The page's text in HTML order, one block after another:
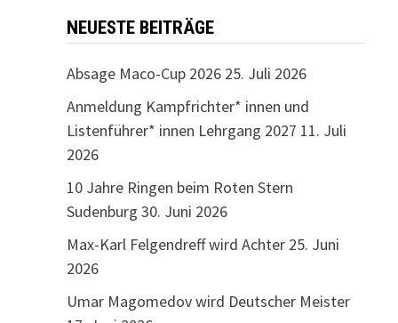
NEUESTE BEITRÄGE
Absage Maco-Cup 2026 25. Juli 2026
Anmeldung Kampfrichter* innen und
Listenführer* innen Lehrgang 2027 11. Juli
2026
10 Jahre Ringen beim Roten Stern
Sudenburg 30. Juni 2026
Max-Karl Felgendreff wird Achter 25. Juni
2026
Umar Magomedov wird Deutscher Meister